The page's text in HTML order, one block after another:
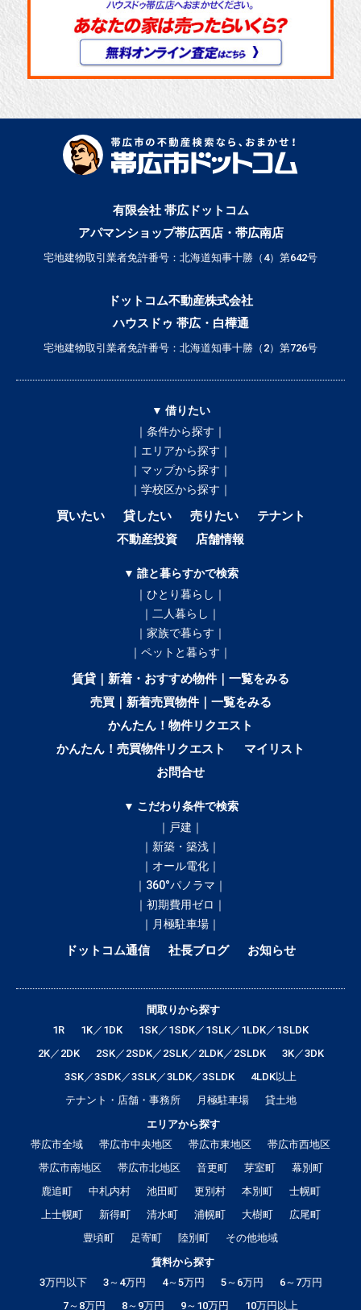
有限会社 帯広ドットコム
アパマンショップ帯広西店・帯広南店
宅地建物取引業者免許番号：北海道知事十勝（4）第642号
ドットコム不動産株式会社
ハウスドゥ 帯広・白樺通
宅地建物取引業者免許番号：北海道知事十勝（2）第726号
▼ 借りたい
｜条件から探す｜
｜エリアから探す｜
｜マップから探す｜
｜学校区から探す｜
買いたい 貸したい 売りたい
テナント
不動産投資
店舗情報
▼ 誰と暮らすかで検索
｜ひとり暮らし｜
｜二人暮らし｜
｜家族で暮らす｜
｜ペットと暮らす｜
賃貸｜新着・おすすめ物件｜一覧をみる
売買｜新着売買物件｜一覧をみる
かんたん！物件リクエスト
かんたん！売買物件リクエスト
マイリスト
お問合せ
▼ こだわり条件で検索
｜戸建｜
｜新築・築浅｜
｜オール電化｜
｜360°パノラマ｜
｜初期費用ゼロ｜
｜月極駐車場｜
ドットコム通信 社長ブログ お知らせ
間取りから探す
1R
1K／1DK
1SK／1SDK／1SLK／1LDK／1SLDK
2K／2DK
2SK／2SDK／2SLK／2LDK／2SLDK
3K／3DK
3SK／3SDK／3SLK／3LDK／3SLDK
4LDK以上
テナント・店舗・事務所
月極駐車場
貸土地
エリアから探す
帯広市全域
帯広市中央地区 帯広市東地区
帯広市西地区
帯広市南地区
帯広市北地区 音更町 芽室町
幕別町
鹿追町
中札内村 池田町 更別村 本別町
士幌町
上士幌町
新得町 清水町 浦幌町 大樹町
広尾町
豊頃町
足寄町 陸別町
その他地域
賃料から探す
3万円以下
3～4万円 4～5万円 5～6万円
6～7万円
7～8万円
8～9万円 9～10万円 10万円以上